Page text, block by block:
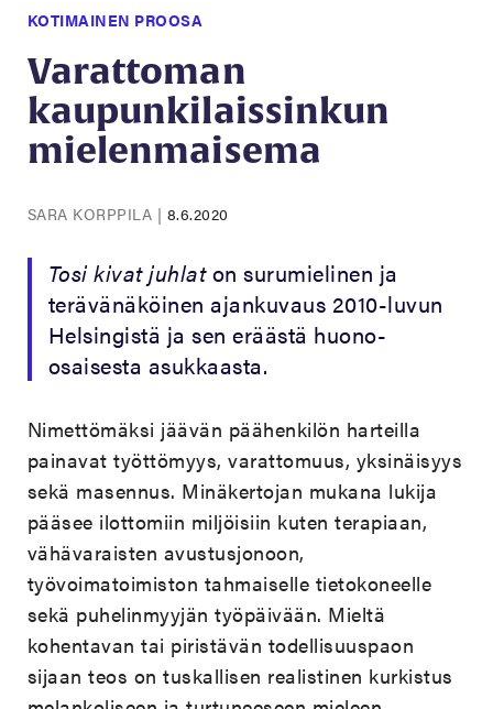
KOTIMAINEN PROOSA
Varattoman
kaupunkilaissinkun
mielenmaisema
SARA KORPPILA | 8.6.2020
Tosi kivat juhlaton surumielinen ja
terävänäköinen ajankuvaus 2010-luvun
Helsingistä ja sen eräästä huono-
osaisesta asukkaasta.
Nimettömäksi jäävän päähenkilön harteilla
painavat työttömyys, varattomuus, yksinäisyys
sekä masennus. Minäkertojan mukana lukija
pääsee ilottomiin miljöisiin kuten terapiaan,
vähävaraisten avustusjonoon,
työvoimatoimiston tahmaiselle tietokoneelle
sekä puhelinmyyjän työpäivään. Mieltä
kohentavan tai piristävän todellisuuspaon
sijaan teos on tuskallisen realistinen kurkistus